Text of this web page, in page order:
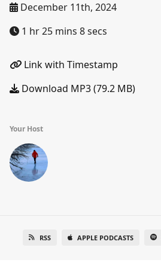
December 11th, 2024
1 hr 25 mins 8 secs
Link with Timestamp
Download MP3 (79.2 MB)
Your Host
RSS APPLE PODCASTS